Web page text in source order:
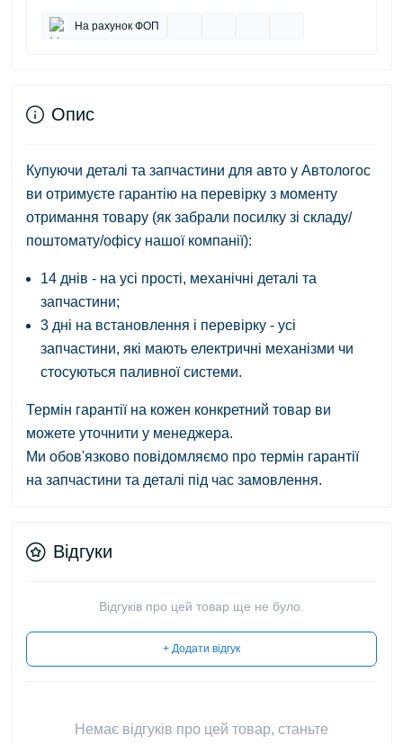
На рахунок ФОП
Опис
Купуючи деталі та запчастини для авто у Автологос
ви отримуєте гарантію на перевірку з моменту
отримання товару (як забрали посилку зі складу/
поштомату/офісу нашої компанії):
14 днів - на усі прості, механічні деталі та
запчастини;
3 дні на встановлення і перевірку - усі
запчастини, які мають електричні механізми чи
стосуються паливної системи.
Термін гарантії на кожен конкретний товар ви
можете уточнити у менеджера.
Ми обов'язково повідомляємо про термін гарантії
на запчастини та деталі під час замовлення.
Відгуки
Відгуків про цей товар ще не було.
+ Додати відгук
Немає відгуків про цей товар, станьте